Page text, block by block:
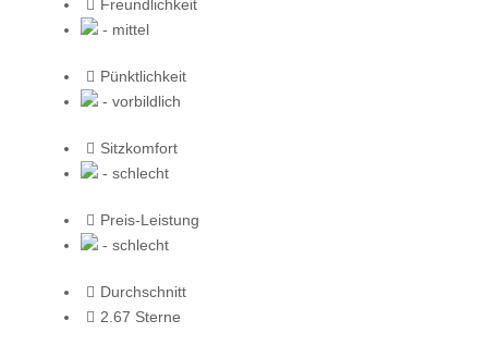
Freundlichkeit
- mittel
Pünktlichkeit
- vorbildlich
Sitzkomfort
- schlecht
Preis-Leistung
- schlecht
Durchschnitt
2.67 Sterne